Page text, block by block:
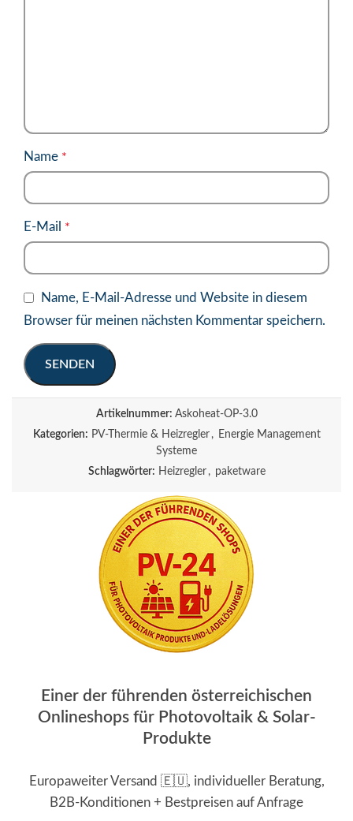
Name *
E-Mail *
Name, E-Mail-Adresse und Website in diesem
Browser für meinen nächsten Kommentar speichern.
Artikelnummer: Askoheat-OP-3.0
Kategorien: PV-Thermie & Heizregler ,
Energie Management
Systeme
Schlagwörter: Heizregler , paketware
Einer der führenden österreichischen
Onlineshops für Photovoltaik & Solar-
Produkte
Europaweiter Versand 🇪🇺, individueller Beratung,
B2B-Konditionen + Bestpreisen auf Anfrage